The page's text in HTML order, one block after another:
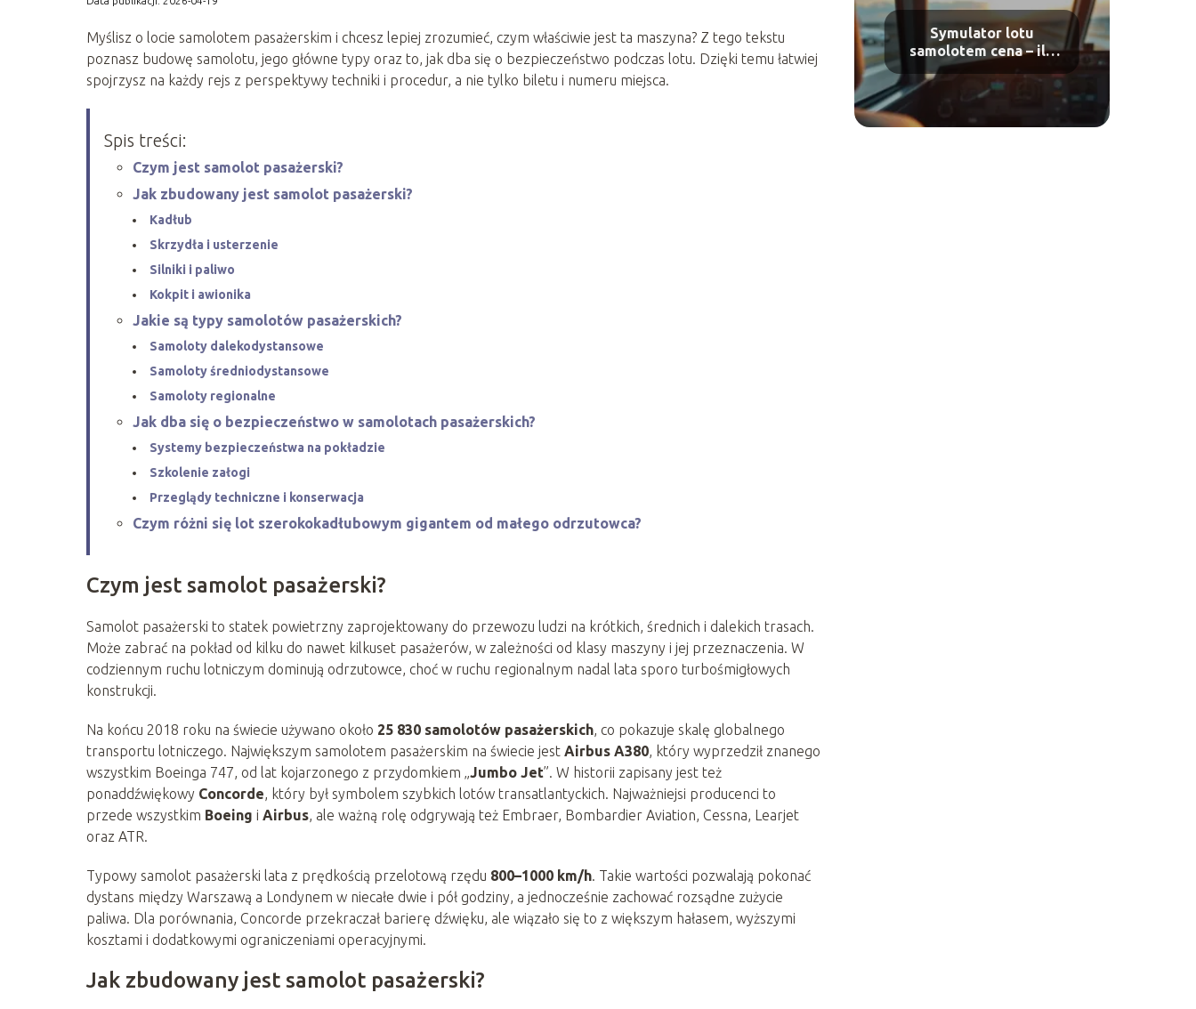
Myślisz o locie samolotem pasażerskim i chcesz lepiej zrozumieć, czym właściwie jest ta maszyna? Z tego tekstu
poznasz budowę samolotu, jego główne typy oraz to, jak dba się o bezpieczeństwo podczas lotu. Dzięki temu łatwiej
spojrzysz na każdy rejs z perspektywy techniki i procedur, a nie tylko biletu i numeru miejsca.
Spis treści:
Czym jest samolot pasażerski?
Jak zbudowany jest samolot pasażerski?
Kadłub
Skrzydła i usterzenie
Silniki i paliwo
Kokpit i awionika
Jakie są typy samolotów pasażerskich?
Samoloty dalekodystansowe
Samoloty średniodystansowe
Samoloty regionalne
Jak dba się o bezpieczeństwo w samolotach pasażerskich?
Systemy bezpieczeństwa na pokładzie
Szkolenie załogi
Przeglądy techniczne i konserwacja
Czym różni się lot szerokokadłubowym gigantem od małego odrzutowca?
Czym jest samolot pasażerski?
Samolot pasażerski to statek powietrzny zaprojektowany do przewozu ludzi na krótkich, średnich i dalekich trasach.
Może zabrać na pokład od kilku do nawet kilkuset pasażerów, w zależności od klasy maszyny i jej przeznaczenia. W
codziennym ruchu lotniczym dominują odrzutowce, choć w ruchu regionalnym nadal lata sporo turbośmigłowych
konstrukcji.
Na końcu 2018 roku na świecie używano około 25 830 samolotów pasażerskich, co pokazuje skalę globalnego
transportu lotniczego. Największym samolotem pasażerskim na świecie jest Airbus A380, który wyprzedził znanego
wszystkim Boeinga 747, od lat kojarzonego z przydomkiem „Jumbo Jet”. W historii zapisany jest też
ponaddźwiękowy Concorde, który był symbolem szybkich lotów transatlantyckich. Najważniejsi producenci to
przede wszystkim Boeing i Airbus, ale ważną rolę odgrywają też Embraer, Bombardier Aviation, Cessna, Learjet
oraz ATR.
Typowy samolot pasażerski lata z prędkością przelotową rzędu 800–1000 km/h. Takie wartości pozwalają pokonać
dystans między Warszawą a Londynem w niecałe dwie i pół godziny, a jednocześnie zachować rozsądne zużycie
paliwa. Dla porównania, Concorde przekraczał barierę dźwięku, ale wiązało się to z większym hałasem, wyższymi
kosztami i dodatkowymi ograniczeniami operacyjnymi.
Jak zbudowany jest samolot pasażerski?
Symulator lotu
samolotem cena – ile
kosztuje taka atrakcja?